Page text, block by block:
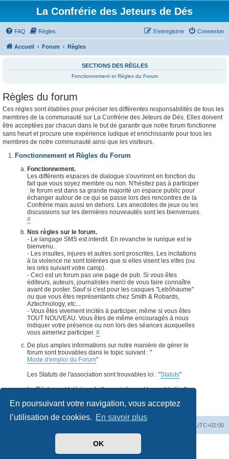
En poursuivant votre navigation, vous acceptez
l’utilisation de cookies. En savoir plus
OK
La Confrérie des Jeteurs de Dés
FAQ Règles Connexion
S’enregistrer
Accueil Forum Règles
SECTIONS DES RÈGLES
Fonctionnement et Règles du Forum
Règles du forum
Ces règles sont établies pour préciser les différentes responsabilités de tous les
membres de la communauté sur La Confrérie des Jeteurs de Dés. Elles doivent
être acceptées par chacun dans le but de garantir que notre forum fonctionne
sans heurt et procure une expérience ludique et enrichissante pour tous les
membres de notre communauté ainsi que les visiteurs.
Fonctionnement et Règles du Forum
Fonctionnement.
Les différents espaces de dialogue s'ouvriront en fonction du
fait que vous soyez membre ou non. N'hésitez pas à participer
: le forum est dans sa grande majorité un espace public pour
échanger autour de ce qui se passe lors des rencontres de la
Confrérie mais aussi en dehors. Les anecdotes de jeux ou les
discussions sur les dernières nouveautés sont les bienvenues.
#
Nos règles sur le forum.
- Le langage SMS est interdit. En revanche le runique est le
bienvenu.
- Les insultes, injures et autres sont proscrites. Les incitations
à la violence ne sont tolérées que si elles visent les elfes (ou
les orks suivant votre camp).
- Ceci est un forum pas une page de pub. Si vous êtes
éditeurs, auteurs, journalistes merci de vous faire connaître
avant de poster. Sauf si c'est pour les casques "Lebôhaume"
ou que vous êtes représentants chez Smith & Robards,
Aztechnology, etc...
- Vous êtes vivement incités à participer, même si vous êtes
TOUT NOUVEAU. Vous êtes de même encouragés à nous
indiquer votre présence ou non lors des séances auxquelles
vous aimeriez participer. #
De plus amples informations sur notre manière de gérer le
forum sont trouvables dans le topic suivant : "
Mode d'emploi du Forum"
Les Statuts de l'association sont trouvables ici : "Statuts"
Le Règlement Intérieur de l'association est trouvable là : "
UTC+02:00
phpBB ® Forum Software © phpBB Limited
phpBB-fr.com